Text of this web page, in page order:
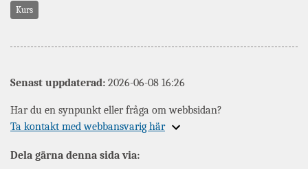
Kurs
Senast uppdaterad: 2026-06-08 16:26
Har du en synpunkt eller fråga om webbsidan?
Expandera
om
Ta kontakt med webbansvarig här
Dela gärna denna sida via: